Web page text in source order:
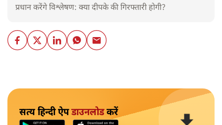
प्रधान करेंगे विश्लेषण: क्या दीपके की गिरफ्तारी होगी?
सत्य हिन्दी ऐपडाउनलोडकरें